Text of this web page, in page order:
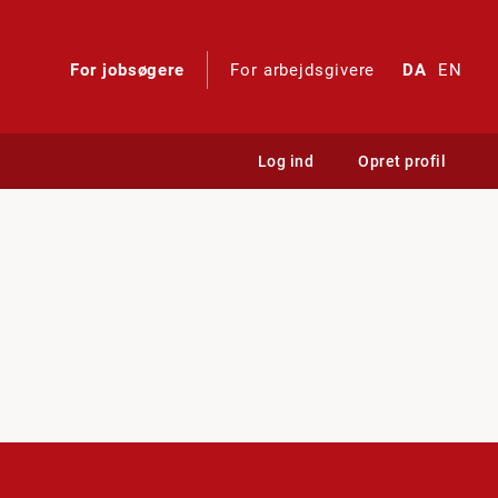
For jobsøgere For arbejdsgivere DA EN
Log ind Opret profil